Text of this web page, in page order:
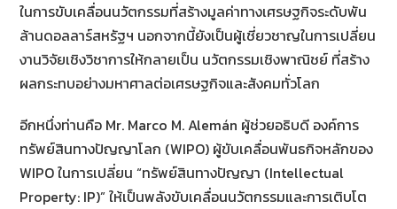
ในการขับเคลื่อนนวัตกรรมที่สร้างมูลค่าทางเศรษฐกิจระดับพัน
ล้านดอลลาร์สหรัฐฯ นอกจากนี้ยังเป็นผู้เชี่ยวชาญในการเปลี่ยน
งานวิจัยเชิงวิชาการให้กลายเป็น นวัตกรรมเชิงพาณิชย์ ที่สร้าง
ผลกระทบอย่างมหาศาลต่อเศรษฐกิจและสังคมทั่วโลก
อีกหนึ่งท่านคือ Mr. Marco M. Alemán ผู้ช่วยอธิบดี องค์การ
ทรัพย์สินทางปัญญาโลก (WIPO) ผู้ขับเคลื่อนพันธกิจหลักของ
WIPO ในการเปลี่ยน “ทรัพย์สินทางปัญญา (Intellectual
Property: IP)” ให้เป็นพลังขับเคลื่อนนวัตกรรมและการเติบโต